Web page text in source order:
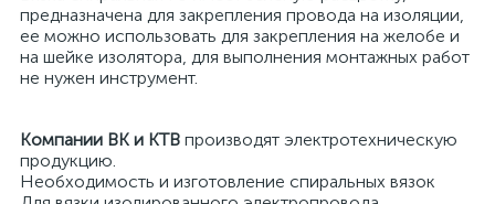
предназначена для закрепления провода на изоляции,
ее можно использовать для закрепления на желобе и
на шейке изолятора, для выполнения монтажных работ
не нужен инструмент.
Компании ВК и КТВ производят электротехническую
продукцию.
Необходимость и изготовление спиральных вязок